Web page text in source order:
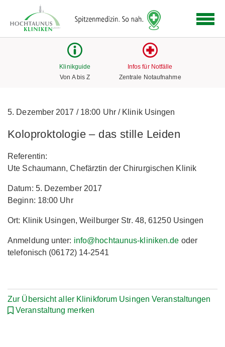
Link
zur
Klinikguide
Von A bis Z
Infos für Notfälle
Zentrale Notaufnahme
5. Dezember 2017 /18:00 Uhr /Klinik Usingen
Koloproktologie – das stille Leiden
Referentin:
Ute Schaumann, Chefärztin der Chirurgischen Klinik
Datum: 5. Dezember 2017
Beginn: 18:00 Uhr
Ort: Klinik Usingen, Weilburger Str. 48, 61250 Usingen
Anmeldung unter: info@hochtaunus-kliniken.de oder
telefonisch (06172) 14-2541
Zur Übersicht aller Klinikforum Usingen Veranstaltungen
Veranstaltung merken